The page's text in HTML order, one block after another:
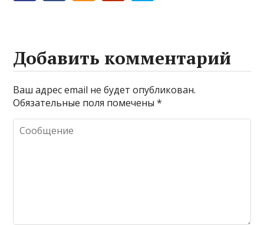
Добавить комментарий
Ваш адрес email не будет опубликован.
Обязательные поля помечены*